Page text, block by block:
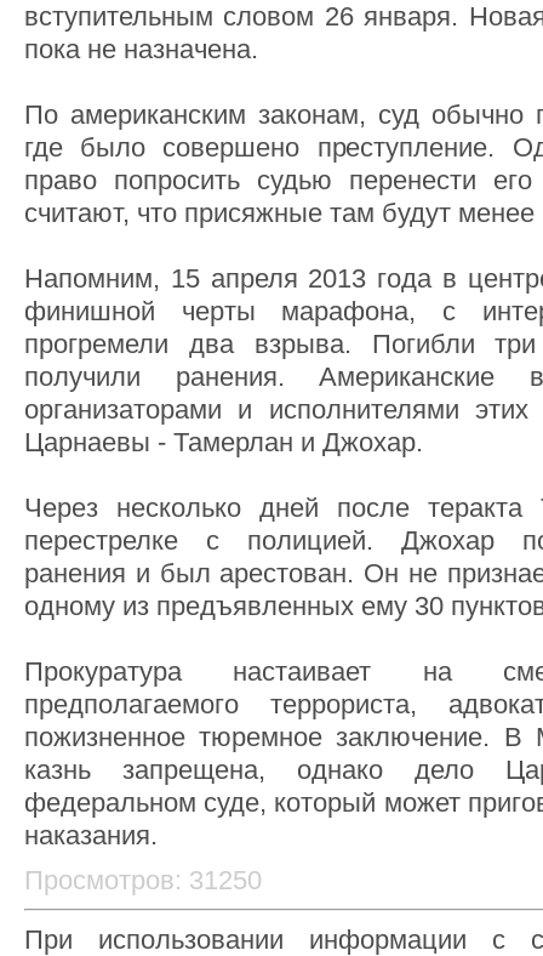
вступительным словом 26 января.
пока не назначена.
По американским законам, суд обычно
где было совершено преступление.
право попросить судью перенести
считают, что присяжные там будут
Напомним, 15 апреля 2013 года в
финишной черты марафона, с
прогремели два взрыва. Погибли
получили ранения. Американские
организаторами и исполнителями
Царнаевы - Тамерлан и Джохар.
Через несколько дней после
перестрелке с полицией. Джохар
ранения и был арестован. Он не
одному из предъявленных ему 30
Прокуратура настаивает на
предполагаемого террориста,
пожизненное тюремное заключение. В
казнь запрещена, однако дело
федеральном суде, который может
наказания.
Просмотров: 31250
При использовании информации с